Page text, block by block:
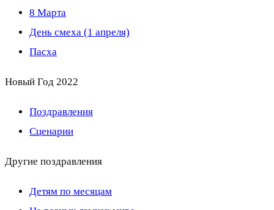
8 Марта
День смеха (1 апреля)
Пасха
Новый Год 2022
Поздравления
Сценарии
Другие поздравления
Детям по месяцам